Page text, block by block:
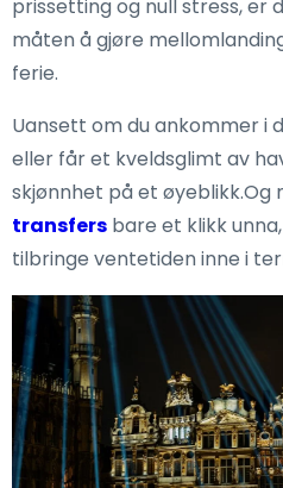
prissetting og null stress, er
måten å gjøre
ferie.
Uansett om du ankommer i
eller får et kveldsglimt av
skjønnhet på et øyeblikk.Og
transfers bare et klikk
tilbringe ventetiden inne i